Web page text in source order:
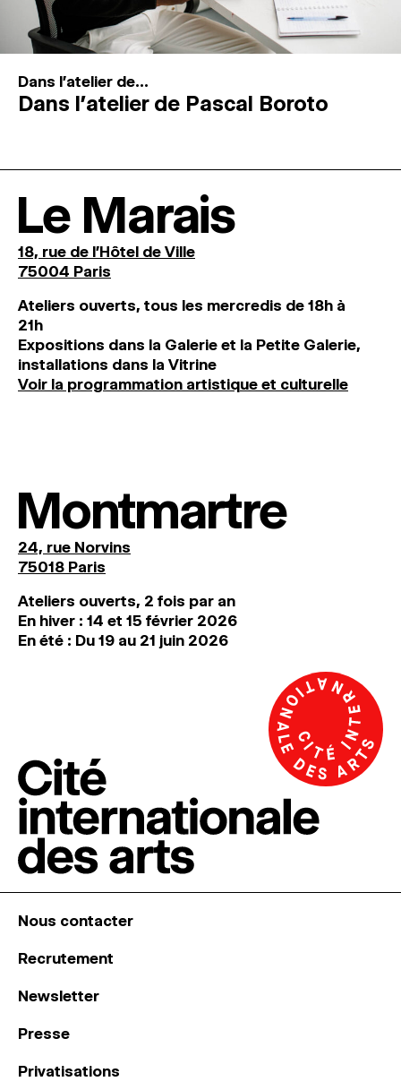
Dans l'atelier de...
Dans l’atelier de Pascal Boroto
Le Marais
18, rue de l'Hôtel de Ville
75004 Paris
Ateliers ouverts, tous les mercredis de 18h à
21h
Expositions dans la Galerie et la Petite Galerie,
installations dans la Vitrine
Voir la programmation artistique et culturelle
Montmartre
24, rue Norvins
75018 Paris
Ateliers ouverts, 2 fois par an
En hiver : 14 et 15 février 2026
En été : Du 19 au 21 juin 2026
Nous contacter
Recrutement
Newsletter
Presse
Privatisations